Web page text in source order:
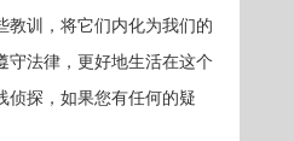
教训，将它们内化为我们的
守法律，更好地生活在这个
侦探，如果您有任何的疑